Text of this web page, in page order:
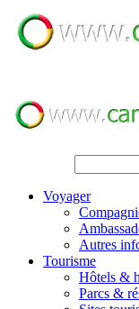
Voyager
Autres
Tourisme
Hôtels &
Parcs &